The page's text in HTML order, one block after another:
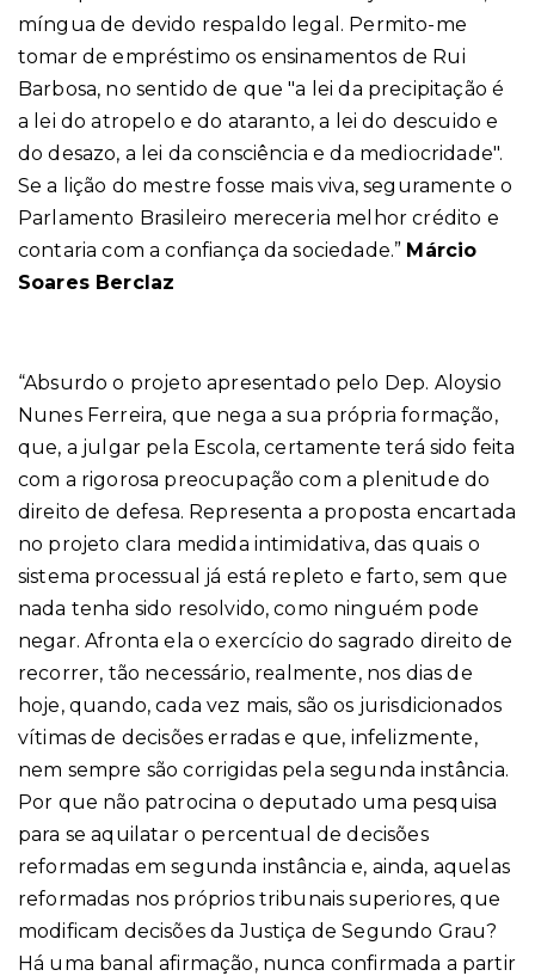
míngua de devido respaldo legal. Permito-me
tomar de empréstimo os ensinamentos de Rui
Barbosa, no sentido de que "a lei da precipitação é
a lei do atropelo e do ataranto, a lei do descuido e
do desazo, a lei da consciência e da mediocridade".
Se a lição do mestre fosse mais viva, seguramente o
Parlamento Brasileiro mereceria melhor crédito e
contaria com a confiança da sociedade.” Márcio
Soares Berclaz
“Absurdo o projeto apresentado pelo Dep. Aloysio
Nunes Ferreira, que nega a sua própria formação,
que, a julgar pela Escola, certamente terá sido feita
com a rigorosa preocupação com a plenitude do
direito de defesa. Representa a proposta encartada
no projeto clara medida intimidativa, das quais o
sistema processual já está repleto e farto, sem que
nada tenha sido resolvido, como ninguém pode
negar. Afronta ela o exercício do sagrado direito de
recorrer, tão necessário, realmente, nos dias de
hoje, quando, cada vez mais, são os jurisdicionados
vítimas de decisões erradas e que, infelizmente,
nem sempre são corrigidas pela segunda instância.
Por que não patrocina o deputado uma pesquisa
para se aquilatar o percentual de decisões
reformadas em segunda instância e, ainda, aquelas
reformadas nos próprios tribunais superiores, que
modificam decisões da Justiça de Segundo Grau?
Há uma banal afirmação, nunca confirmada a partir